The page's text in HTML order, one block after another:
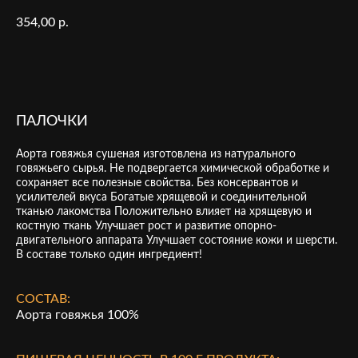
354,00 р.
ПАЛОЧКИ
Аорта говяжья сушеная изготовлена из натурального
говяжьего сырья. Не подвергается химической обработке и
сохраняет все полезные свойства. Без консервантов и
усилителей вкуса Богатые хрящевой и соединительной
тканью лакомства Положительно влияет на хрящевую и
костную ткань Улучшает рост и развитие опорно-
двигательного аппарата Улучшает состояние кожи и шерсти.
В составе только один ингредиент!
СОСТАВ:
Аорта говяжья 100%